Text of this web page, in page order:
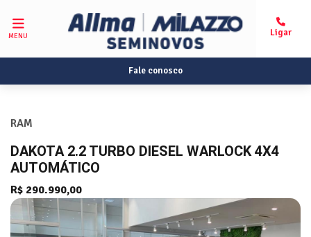
MENU
Fale conosco
RAM
DAKOTA 2.2 TURBO DIESEL WARLOCK 4X4
AUTOMÁTICO
R$ 290.990,00